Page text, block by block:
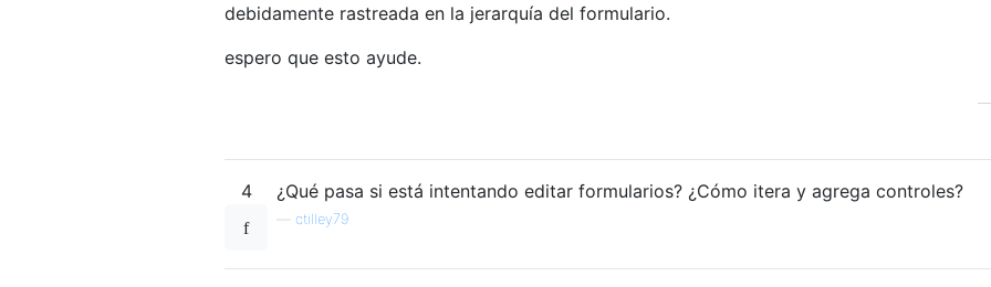
debidamente rastreada en la jerarquía del formulario.
espero que esto ayude.
4 ¿Qué pasa si está intentando editar formularios? ¿Cómo itera y agrega controles?
ctilley79